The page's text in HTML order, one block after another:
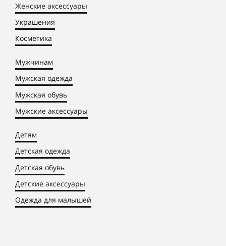
Женские аксессуары
Украшения
Косметика
Мужчинам
Мужская одежда
Мужская обувь
Мужские аксессуары
Детям
Детская одежда
Детская обувь
Детские аксессуары
Одежда для малышей